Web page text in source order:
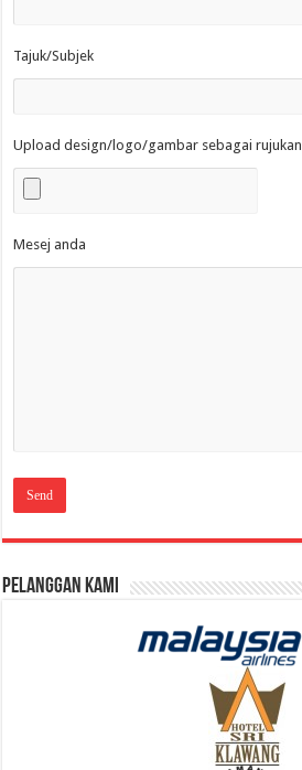
Tajuk/Subjek
Upload design/logo/gambar sebagai rujukan
Mesej anda
Pelanggan Kami